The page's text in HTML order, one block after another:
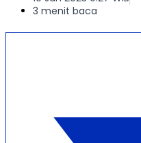
3 menit baca